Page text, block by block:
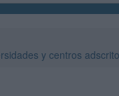
y centros